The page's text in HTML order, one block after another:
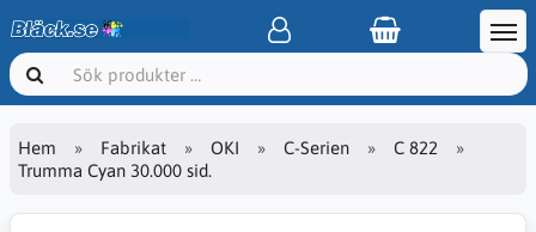
Hem Fabrikat OKI C-Serien
C 822
Trumma Cyan 30.000 sid.